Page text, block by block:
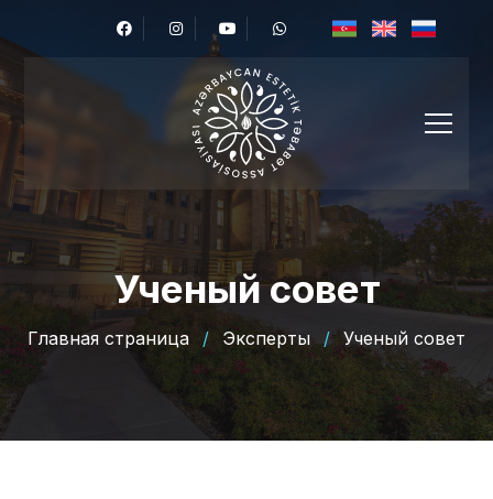
Ученый совет
Главная страница / Эксперты / Ученый совет